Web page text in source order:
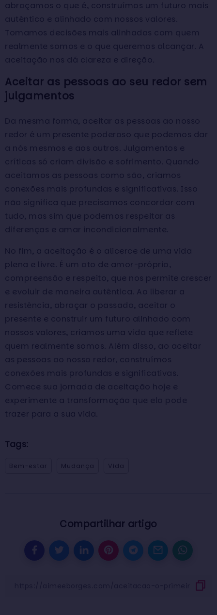
abraçamos o que é, construímos um futuro mais
autêntico e alinhado com nossos valores.
Tomamos decisões mais alinhadas com quem
realmente somos e o que queremos alcançar. A
aceitação nos dá clareza e direção.
Aceitar as pessoas ao seu redor sem
julgamentos
Da mesma forma, aceitar as pessoas ao nosso
redor é um presente poderoso que podemos dar
a nós mesmos e aos outros. Julgamentos e
críticas só criam divisão e sofrimento. Quando
aceitamos as pessoas como são, criamos
conexões mais profundas e significativas. Isso
não significa que precisamos concordar com
tudo, mas sim que podemos respeitar as
diferenças e amar incondicionalmente.
No fim, a aceitação é o alicerce de uma vida
plena e livre. É um ato de amor-próprio,
compreensão e respeito, que nos permite crescer
e evoluir de maneira autêntica. Ao liberar a
resistência, abraçar o passado, aceitar o
presente e construir um futuro alinhado com
nossos valores, criamos uma vida que reflete
quem realmente somos. Além disso, ao aceitar
as pessoas ao nosso redor, construímos
conexões mais profundas e significativas.
Comece sua jornada de aceitação hoje e
experimente a transformação que ela pode
trazer para a sua vida.
Tags:
Bem-estar Mudança Vida
Compartilhar artigo